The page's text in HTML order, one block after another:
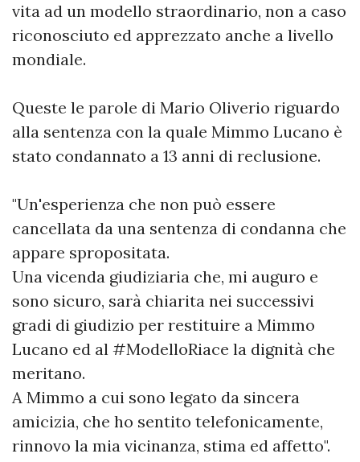
vita ad un modello straordinario, non a caso
riconosciuto ed apprezzato anche a livello
mondiale.
Queste le parole di Mario Oliverio riguardo
alla sentenza con la quale Mimmo Lucano è
stato condannato a 13 anni di reclusione.
"Un'esperienza che non può essere
cancellata da una sentenza di condanna che
appare spropositata.
Una vicenda giudiziaria che, mi auguro e
sono sicuro, sarà chiarita nei successivi
gradi di giudizio per restituire a Mimmo
Lucano ed al #ModelloRiace la dignità che
meritano.
A Mimmo a cui sono legato da sincera
amicizia, che ho sentito telefonicamente,
rinnovo la mia vicinanza, stima ed affetto".